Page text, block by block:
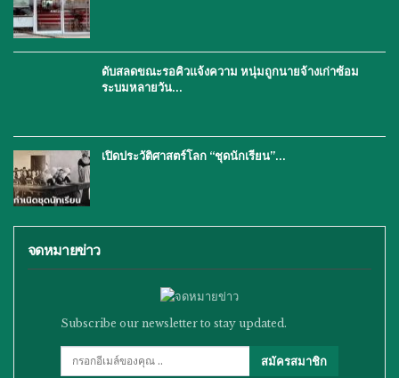
ดับสลดขณะรอคิวแจ้งความ หนุ่มถูกนายจ้างเก่าซ้อม
ระบมหลายวัน…
เปิดประวัติศาสตร์โลก “ชุดนักเรียน”…
จดหมายข่าว
Subscribe our newsletter to stay updated.
สมัครสมาชิก